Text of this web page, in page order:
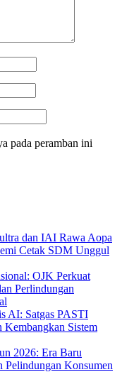
pada peramban ini
dan IAI Rawa Aopa
Cetak SDM Unggul
OJK Perkuat
Perlindungan
AI: Satgas PASTI
Kembangkan Sistem
2026: Era Baru
Pelindungan Konsumen